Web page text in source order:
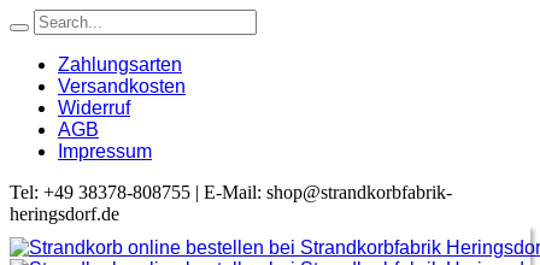
Zahlungsarten
Versandkosten
Widerruf
AGB
Impressum
Tel: +49 38378-808755 | E-Mail: shop@strandkorbfabrik-
heringsdorf.de